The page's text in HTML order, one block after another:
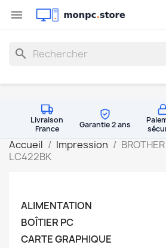

search
Livraison
France
Garantie 2 ans
Accueil Impression
LC422BK
ALIMENTATION
BOÎTIER PC
CARTE GRAPHIQUE